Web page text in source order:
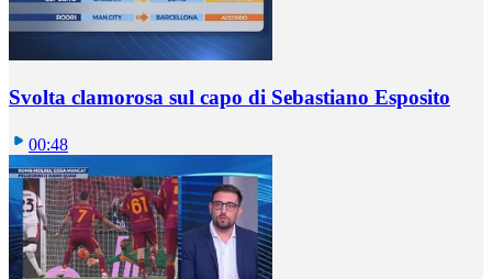
Svolta clamorosa sul capo di Sebastiano Esposito
00:48